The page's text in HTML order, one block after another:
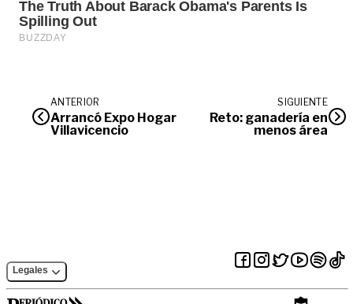
ANTERIOR
Arrancó Expo Hogar
Villavicencio
SIGUIENTE
Reto: ganadería en
menos área
Legales